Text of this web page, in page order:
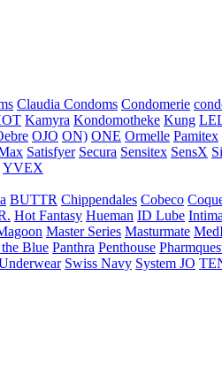
Claudia Condoms Condomerie
Kamyra Kondomotheke Kung
OJO ON) ONE Ormelle Pamitex
Satisfyer Secura Sensitex SensX
YVEX
BUTTR Chippendales Cobeco
Hot Fantasy Hueman ID Lube
Master Series Masturmate
Blue Panthra Penthouse
Swiss Navy System JO